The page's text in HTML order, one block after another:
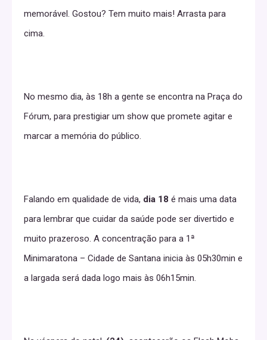
memorável. Gostou? Tem muito mais! Arrasta para
cima.
No mesmo dia, às 18h a gente se encontra na Praça do
Fórum, para prestigiar um show que promete agitar e
marcar a memória do público.
Falando em qualidade de vida, dia 18 é mais uma data
para lembrar que cuidar da saúde pode ser divertido e
muito prazeroso. A concentração para a 1ª
Minimaratona – Cidade de Santana inicia às 05h30min e
a largada será dada logo mais às 06h15min.